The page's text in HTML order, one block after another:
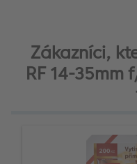
Zákazníci,
RF 14-35mm